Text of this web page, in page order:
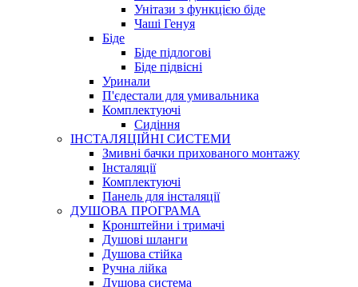
Унітази з функцією біде
Чаші Генуя
Біде
Біде підлогові
Біде підвісні
Уринали
П'єдестали для умивальника
Комплектуючі
Сидіння
ІНСТАЛЯЦІЙНІ СИСТЕМИ
Змивні бачки прихованого монтажу
Інсталяції
Комплектуючі
Панель для інсталяції
ДУШОВА ПРОГРАМА
Кронштейни і тримачі
Душові шланги
Душова стійка
Ручна лійка
Душова система